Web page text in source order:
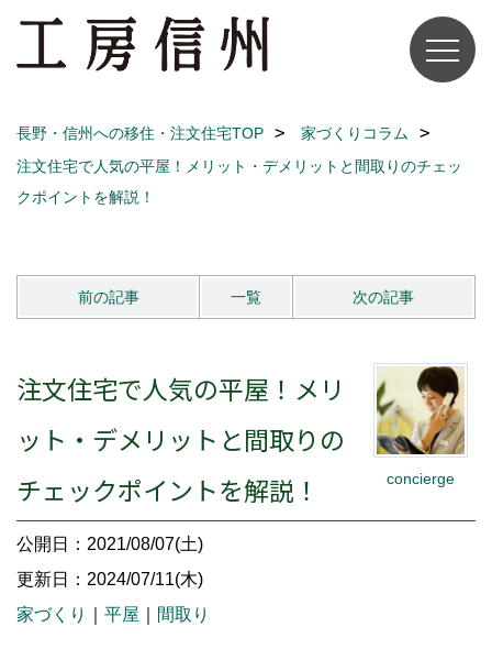
長野・信州への移住・注文住宅TOP
家づくりコラム
注文住宅で人気の平屋！メリット・デメリットと間取りのチェッ
クポイントを解説！
前の記事 一覧 次の記事
concierge
注文住宅で人気の平屋！メリ
ット・デメリットと間取りの
チェックポイントを解説！
公開日：2021/08/07(土)
更新日：2024/07/11(木)
家づくり
平屋 間取り